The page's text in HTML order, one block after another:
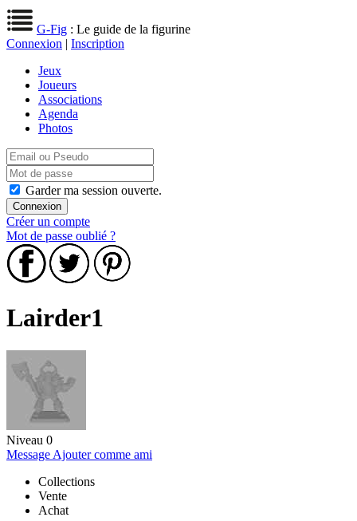
G-Fig : Le guide de la figurine
Connexion | Inscription
Jeux
Joueurs
Associations
Agenda
Photos
Garder ma session ouverte.
Créer un compte
Mot de passe oublié ?
Lairder1
Niveau 0
Message Ajouter comme ami
Collections
Vente
Achat